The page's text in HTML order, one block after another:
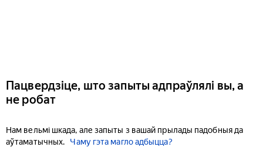
Пацвердзіце, што запыты адпраўлялі вы, а
не робат
Нам вельмі шкада, але запыты з вашай прылады падобныя да
аўтаматычных.
Чаму гэта магло адбыцца?